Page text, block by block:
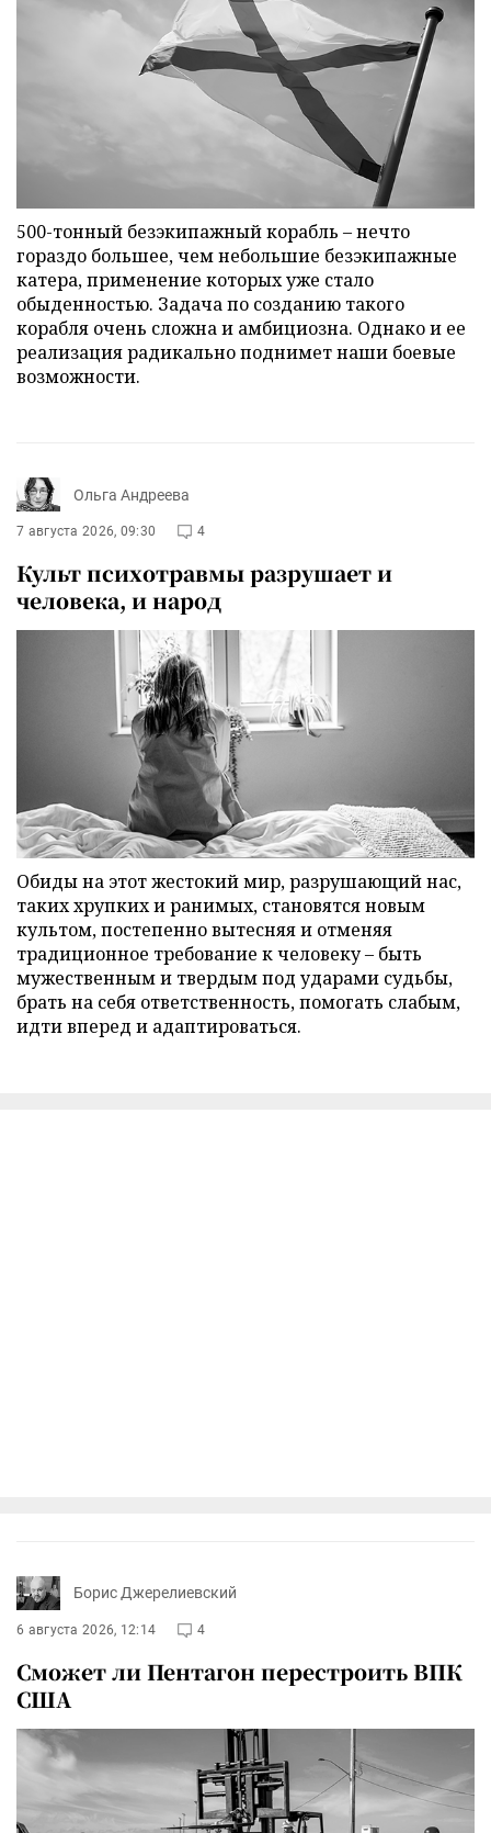
500-тонный безэкипажный корабль – нечто
гораздо большее, чем небольшие безэкипажные
катера, применение которых уже стало
обыденностью. Задача по созданию такого
корабля очень сложна и амбициозна. Однако и ее
реализация радикально поднимет наши боевые
возможности.
Ольга Андреева
7 августа 2026, 09:30 4
Культ психотравмы разрушает и
человека, и народ
Обиды на этот жестокий мир, разрушающий нас,
таких хрупких и ранимых, становятся новым
культом, постепенно вытесняя и отменяя
традиционное требование к человеку – быть
мужественным и твердым под ударами судьбы,
брать на себя ответственность, помогать слабым,
идти вперед и адаптироваться.
Борис Джерелиевский
6 августа 2026, 12:14 4
Сможет ли Пентагон перестроить ВПК
США